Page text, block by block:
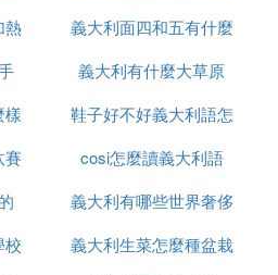
是一種蓬鬆的中間空洞的小
感松軟、飽滿、·香醇香
者的青睞。
芙小知識干貨分享！
在16世紀傳入法國的，但在
現的。從前奧地利的哈布斯
經常因為爭奪歐洲主導權而
治聯姻，並達成了協議。
是什麼意思
熱
義大利面四和五有什麼
區別
義大利有什麼大草原
樣
鞋子好不好義大利語怎
麼說
賽
cosi怎麼讀義大利語
義大利有哪些世界奢侈
品牌
校
義大利生菜怎麼種盆栽